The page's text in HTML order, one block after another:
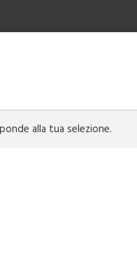
alla tua selezione.